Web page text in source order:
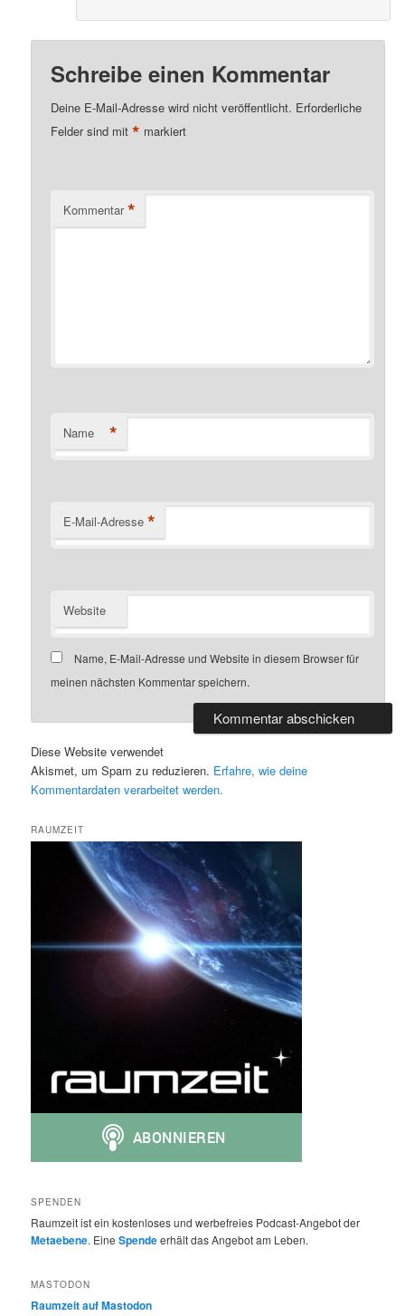
Schreibe einen Kommentar
Deine E-Mail-Adresse wird nicht veröffentlicht. Erforderliche
Felder sind mit* markiert
Kommentar *
Name *
E-Mail-Adresse *
Website
Name, E-Mail-Adresse und Website in diesem Browser für
meinen nächsten Kommentar speichern.
Diese Website verwendet
Akismet, um Spam zu reduzieren. Erfahre, wie deine
Kommentardaten verarbeitet werden.
RAUMZEIT
SPENDEN
Raumzeit ist ein kostenloses und werbefreies Podcast-Angebot der
Metaebene. EineSpendeerhält das Angebot am Leben.
MASTODON
Raumzeit auf Mastodon